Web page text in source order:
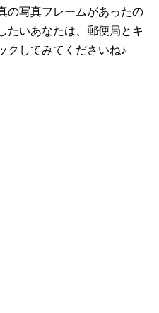
の写真フレームがあったの
たいあなたは、郵便局とキ
クしてみてくださいね♪